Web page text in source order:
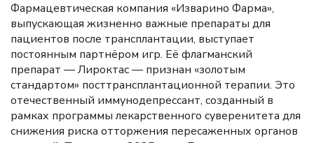
Фармацевтическая компания «Изварино Фарма»,
выпускающая жизненно важные препараты для
пациентов после трансплантации, выступает
постоянным партнёром игр. Её флагманский
препарат — Лироктас — признан «золотым
стандартом» посттрансплантационной терапии. Это
отечественный иммунодепрессант, созданный в
рамках программы лекарственного суверенитета для
снижения риска отторжения пересаженных органов